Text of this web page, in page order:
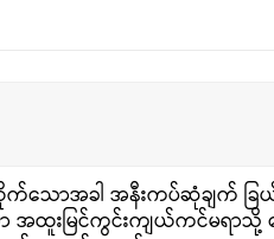
ောအခါ အနီးကပ်ဆုံချက် ခြ
ထူးမြင်ကွင်းကျယ်ကင်မရာသို့